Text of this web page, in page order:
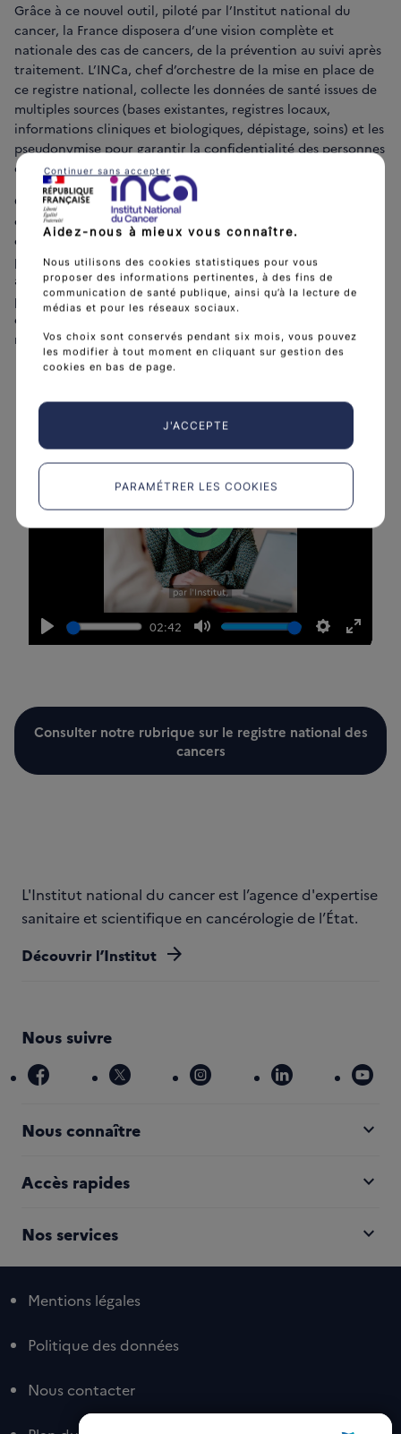
Grâce à ce nouvel outil, piloté par l’Institut national du
cancer, la France disposera d’une vision complète et
nationale des cas de cancers, de la prévention au suivi après
traitement. L’INCa, chef d’orchestre de la mise en place de
ce registre national, collecte les données de santé issues de
multiples sources (bases existantes, registres locaux,
informations cliniques et biologiques, dépistage, soins) et les
pseudonymise pour garantir la confidentialité des personnes
concernées.
Ce registre permettra de mieux comprendre l’évolution des
cancers, d’améliorer la connaissance de la maladie, le suivi
des trajectoires des patients et l’évaluation des actions de
prévention, de dépistage, de prise en charge et de suivi
après-cancer. Ce nouvel outil servira également d’appui aux
politiques de santé publique dans la lutte contre les cancers
en France grâce à la mise à disposition de données fiables et
mises à jour régulièrement.
L
e
02:42
M
t
P
a
m
P
s
e
p
n
L
i
r
e
Consulter notre rubrique sur le registre national des
cancers
L'Institut national du cancer est l’agence d'expertise
sanitaire et scientifique en cancérologie de l’État.
Découvrir l’Institut arrow_forward
Nous suivre
facebook x instagram linkedin
Nous connaître expand_more
Accès rapides expand_more
Nos services expand_more
Mentions légales
Politique des données
Nous contacter
Aidez-nous à mieux vous connaître.
Nous utilisons des cookies statistiques pour vous
proposer des informations pertinentes, à des fins de
communication de santé publique, ainsi qu’à la lecture de
médias et pour les réseaux sociaux.
Vos choix sont conservés pendant six mois, vous pouvez
les modifier à tout moment en cliquant sur gestion des
cookies en bas de page.
J'ACCEPTE
PARAMÉTRER LES COOKIES
Continuer sans accepter